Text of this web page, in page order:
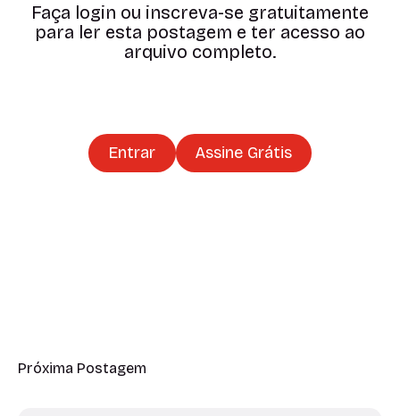
Faça login ou inscreva-se gratuitamente
para ler esta postagem e ter acesso ao
arquivo completo.
Entrar Assine Grátis
Próxima Postagem